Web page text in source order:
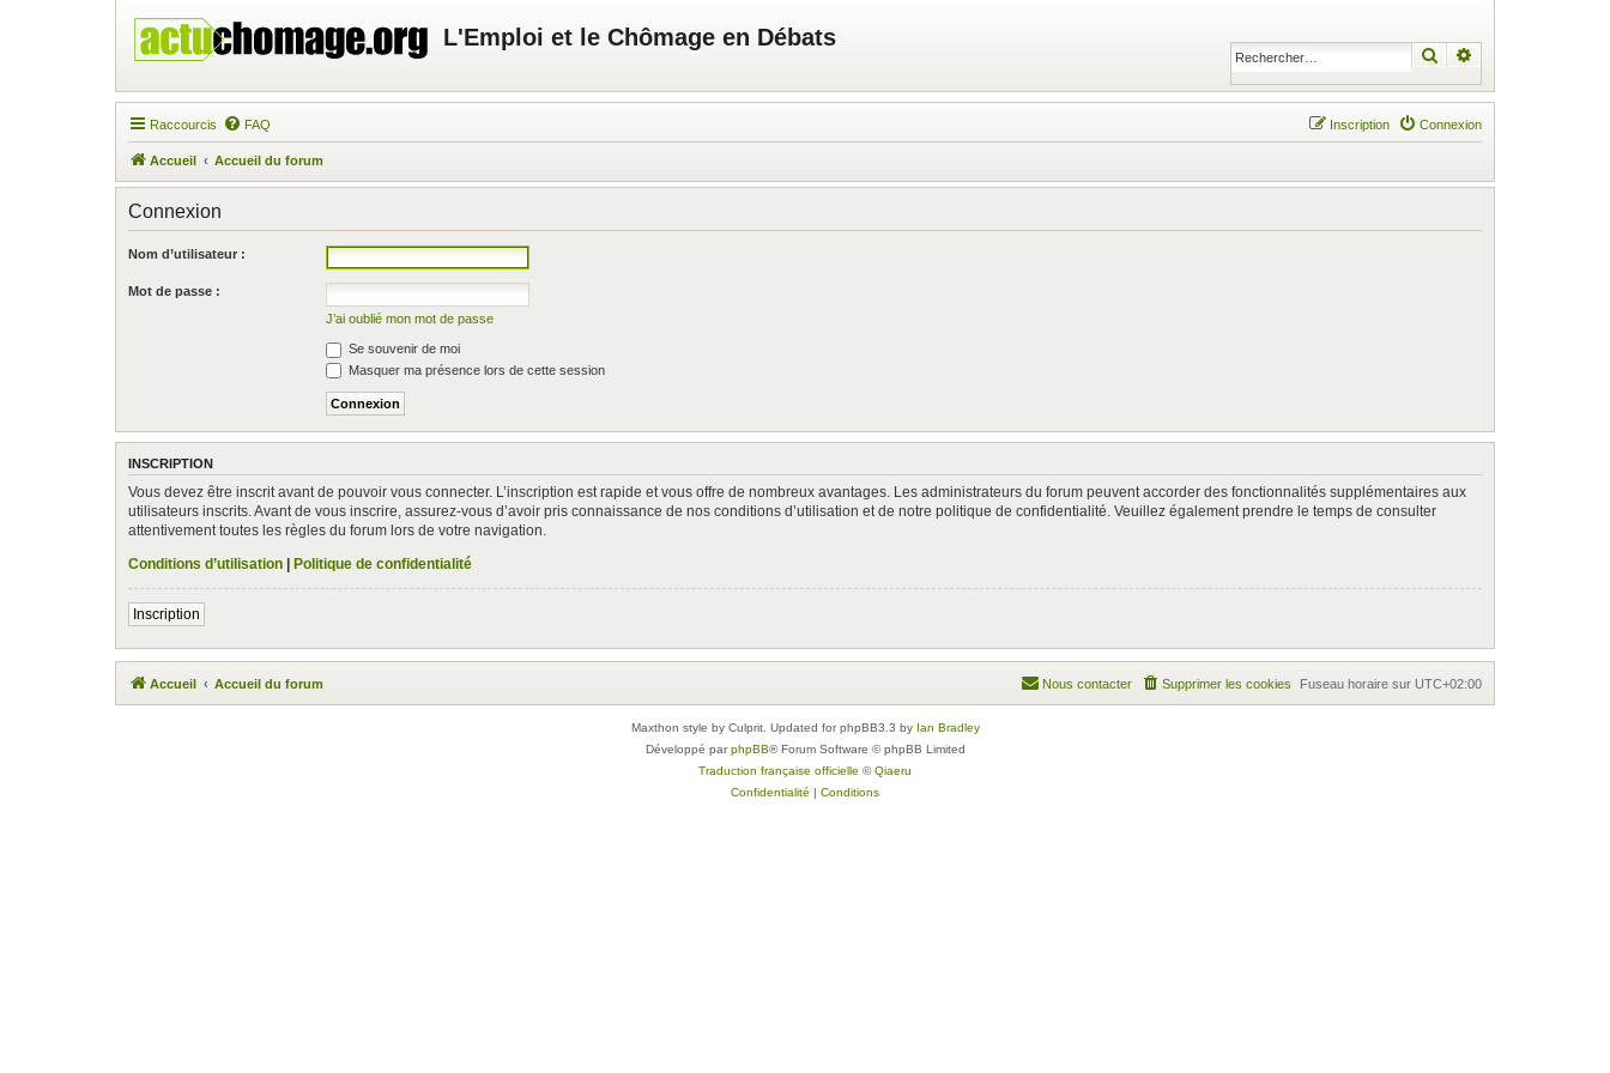
L'Emploi et le Chômage en Débats
Rechercher
Raccourcis FAQ Connexion
Inscription
Accueil Accueil du forum
Connexion
Nom d’utilisateur :
Mot de passe :
J’ai oublié mon mot de passe
Se souvenir de moi
Masquer ma présence lors de cette session
INSCRIPTION
Vous devez être inscrit avant de pouvoir vous connecter. L’inscription est rapide et vous offre de nombreux avantages. Les administrateurs du forum peuvent accorder des fonctionnalités supplémentaires aux
utilisateurs inscrits. Avant de vous inscrire, assurez-vous d’avoir pris connaissance de nos conditions d’utilisation et de notre politique de confidentialité. Veuillez également prendre le temps de consulter
attentivement toutes les règles du forum lors de votre navigation.
Conditions d’utilisation | Politique de confidentialité
Inscription
Accueil Accueil du forum Fuseau horaire sur UTC+02:00
Supprimer les cookies
Nous contacter
Maxthon style by Culprit. Updated for phpBB3.3 by Ian Bradley
Développé parphpBB® Forum Software © phpBB Limited
Traduction française officielle ©Qiaeru
Confidentialité | Conditions